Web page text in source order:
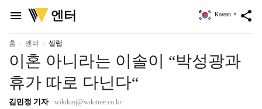
menu
위
키
리
엔터 share
Korean ▼
홈 엔터 셀럽
이혼 아니라는 이솔이 “박성광과
휴가 따로 다닌다“
김민정 기자 wikikmj@wikitree.co.kr